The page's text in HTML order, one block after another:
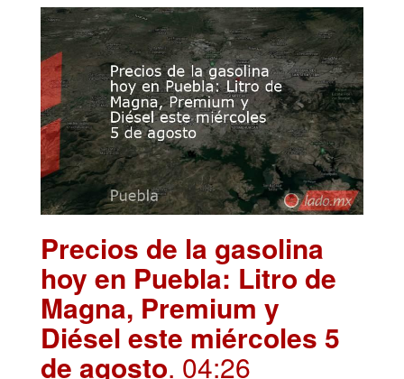
Precios de la gasolina
hoy en Puebla: Litro de
Magna, Premium y
Diésel este miércoles 5
de agosto. 04:26